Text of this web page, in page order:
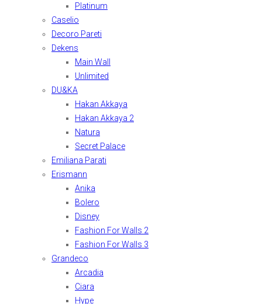
Platinum
Caselio
Decoro Pareti
Dekens
Main Wall
Unlimited
DU&KA
Hakan Akkaya
Hakan Akkaya 2
Natura
Secret Palace
Emiliana Parati
Erismann
Anika
Bolero
Disney
Fashion For Walls 2
Fashion For Walls 3
Grandeco
Arcadia
Ciara
Hype